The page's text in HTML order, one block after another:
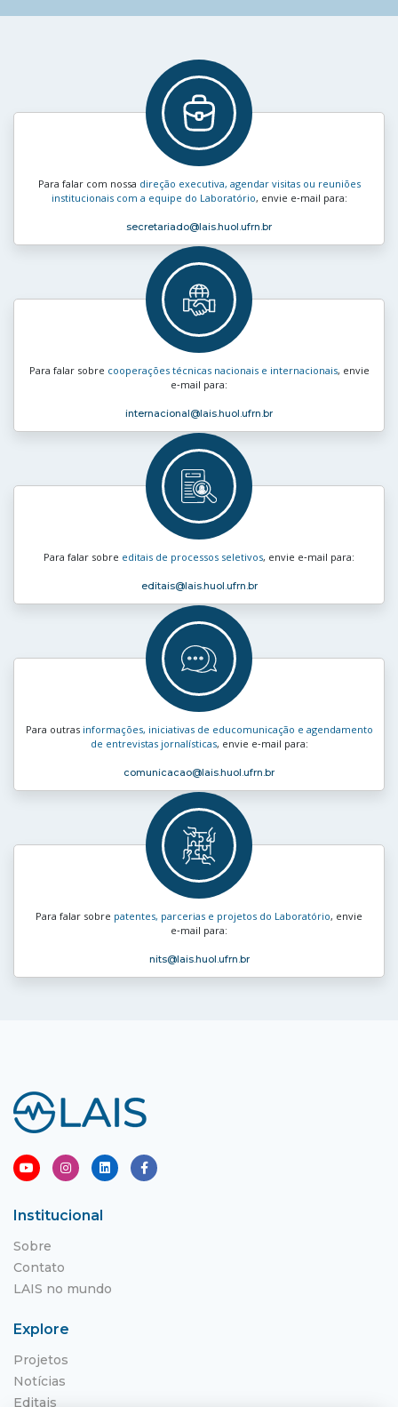
Para falar com nossa direção executiva, agendar visitas ou reuniões
institucionais com a equipe do Laboratório, envie e‑mail para:
secretariado@lais.huol.ufrn.br
Para falar sobre cooperações técnicas nacionais e internacionais, envie
e‑mail para:
internacional@lais.huol.ufrn.br
Para falar sobre editais de processos seletivos, envie e‑mail para:
editais@lais.huol.ufrn.br
Para outras informações, iniciativas de educomunicação e agendamento
de entrevistas jornalísticas, envie e‑mail para:
comunicacao@lais.huol.ufrn.br
Para falar sobre patentes, parcerias e projetos do Laboratório, envie
e‑mail para:
nits@lais.huol.ufrn.br
Institucional
Sobre
Contato
LAIS no mundo
Explore
Projetos
Notícias
Editais